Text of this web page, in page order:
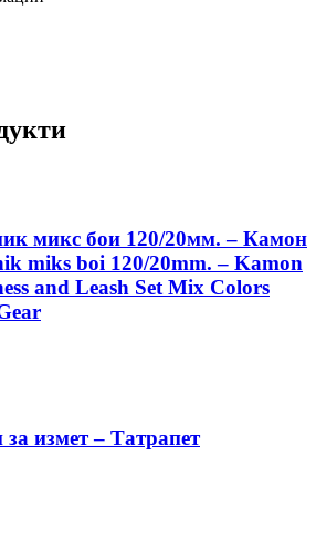
микс бои 120/20мм. – Камон
miks boi 120/20mm. – Kamon
and Leash Set Mix Colors
за измет – Татрапет